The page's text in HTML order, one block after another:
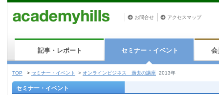
お問合せ アクセスマップ
記事・レポート セミナー・イベント 会
TOP > セミナー・イベント > オンラインビジネス 過去の講座 2013年
セミナー・イベント